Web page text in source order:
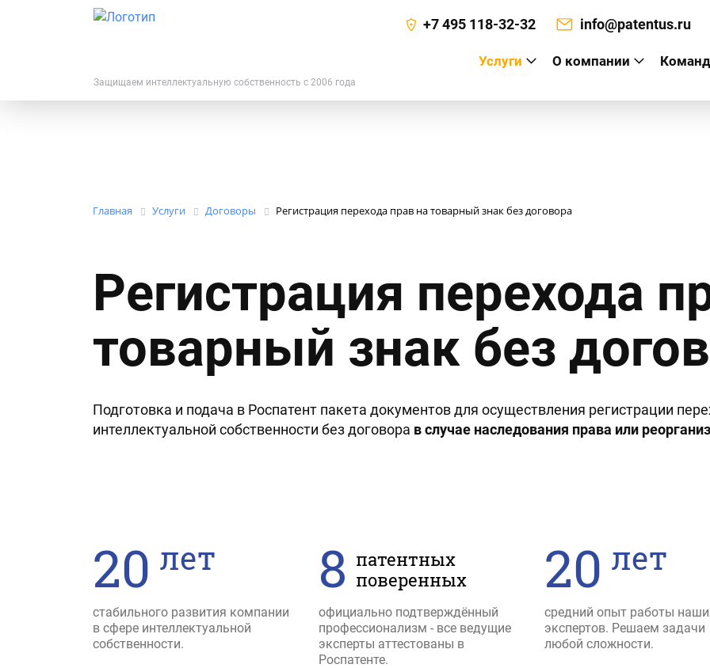
Защищаем интеллектуальную собственность с 2006 года
+7 495 118-32-32 info@patentus.ru
Услуги О компании
Главная Услуги Договоры Регистрация перехода прав на товарный знак без договора
Регистрация перехода
товарный знак без
Подготовка и подача в Роспатент пакета документов для осуществления регистрации
интеллектуальной собственности без договора в случае наследования права или
20 лет
стабильного развития компании
в сфере интеллектуальной
собственности.
8 патентных
поверенных
официально подтверждённый
профессионализм - все ведущие
эксперты аттестованы в
Роспатенте.
20 лет
средний опыт работы
экспертов. Решаем задачи
любой сложности.